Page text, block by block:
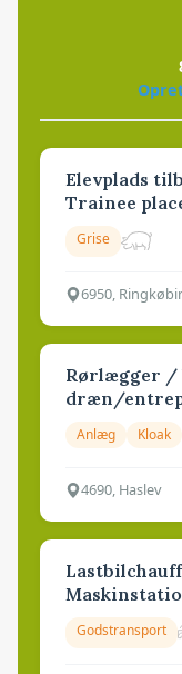
Elevplads
Trainee
Grise
6950,
Rørlægger /
dræn/
Anlæg Kloak
4690, Haslev
Godstransport